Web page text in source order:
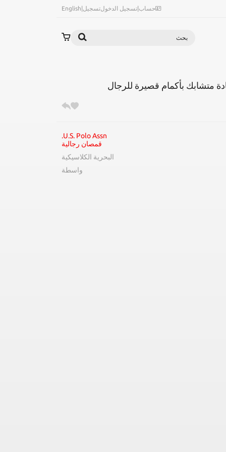
حساب|تسجيل الدخولتسجيل|
English
بحث
متشابك بأكمام قصيرة للرجال
U.S. Polo Assn.
قمصان رجالية
البحرية الكلاسيكية
واسطة